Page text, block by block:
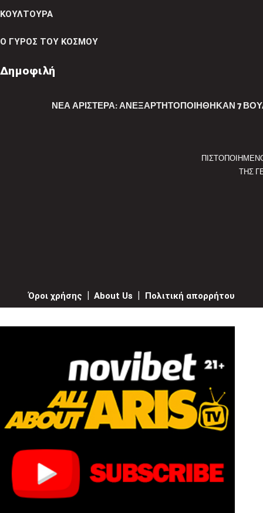
ΚΟΥΛΤΟΥΡΑ
Ο ΓΥΡΟΣ ΤΟΥ ΚΟΣΜΟΥ
Δημοφιλή
ΝΈΑ ΑΡΙΣΤΕΡΆ: ΑΝΕΞΑΡΤΗΤΟΠΟΙΉΘΗΚΑΝ 7
ΤΗΣ
Όροι χρήσης About Us Πολιτική απορρήτου